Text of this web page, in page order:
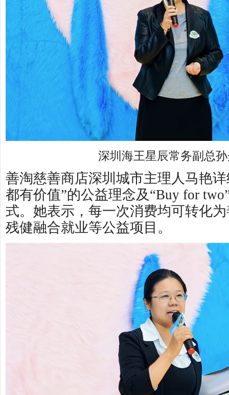
深圳海王星辰常务副总
善淘慈善商店深圳城市主理人马艳
都有价值”的公益理念及“Buy for
式。她表示，每一次消费均可转化
残健融合就业等公益项目。